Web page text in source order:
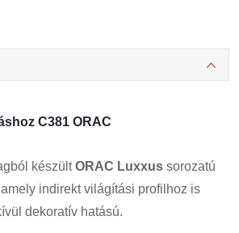
C381 ORAC
készültORAC Luxxus sorozatú
indirekt világítási profilhoz is
dekoratív hatású.